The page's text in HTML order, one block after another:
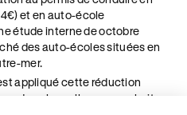
et en auto-école
étude interne de octobre
des auto-écoles situées en
mer.
appliqué cette réduction
dans laquelle vous souhaitez